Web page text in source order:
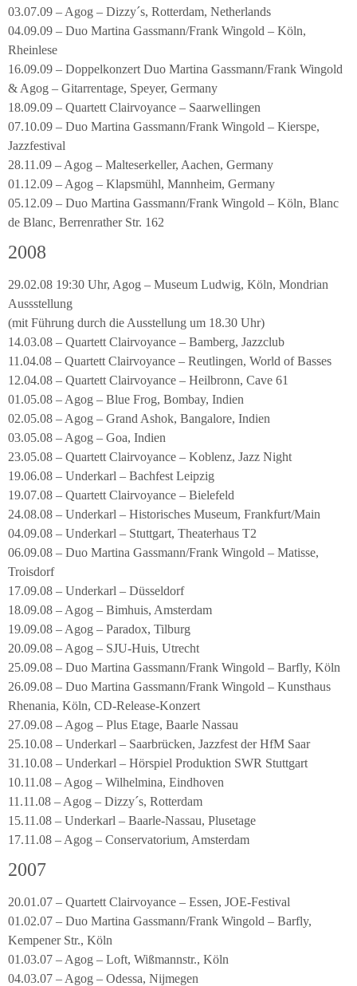
03.07.09 – Agog – Dizzy´s, Rotterdam, Netherlands
04.09.09 – Duo Martina Gassmann/Frank Wingold – Köln,
Rheinlese
16.09.09 – Doppelkonzert Duo Martina Gassmann/Frank Wingold
& Agog – Gitarrentage, Speyer, Germany
18.09.09 – Quartett Clairvoyance – Saarwellingen
07.10.09 – Duo Martina Gassmann/Frank Wingold – Kierspe,
Jazzfestival
28.11.09 – Agog – Malteserkeller, Aachen, Germany
01.12.09 – Agog – Klapsmühl, Mannheim, Germany
05.12.09 – Duo Martina Gassmann/Frank Wingold – Köln, Blanc
de Blanc, Berrenrather Str. 162
2008
29.02.08 19:30 Uhr, Agog – Museum Ludwig, Köln, Mondrian
Aussstellung
(mit Führung durch die Ausstellung um 18.30 Uhr)
14.03.08 – Quartett Clairvoyance – Bamberg, Jazzclub
11.04.08 – Quartett Clairvoyance – Reutlingen, World of Basses
12.04.08 – Quartett Clairvoyance – Heilbronn, Cave 61
01.05.08 – Agog – Blue Frog, Bombay, Indien
02.05.08 – Agog – Grand Ashok, Bangalore, Indien
03.05.08 – Agog – Goa, Indien
23.05.08 – Quartett Clairvoyance – Koblenz, Jazz Night
19.06.08 – Underkarl – Bachfest Leipzig
19.07.08 – Quartett Clairvoyance – Bielefeld
24.08.08 – Underkarl – Historisches Museum, Frankfurt/Main
04.09.08 – Underkarl – Stuttgart, Theaterhaus T2
06.09.08 – Duo Martina Gassmann/Frank Wingold – Matisse,
Troisdorf
17.09.08 – Underkarl – Düsseldorf
18.09.08 – Agog – Bimhuis, Amsterdam
19.09.08 – Agog – Paradox, Tilburg
20.09.08 – Agog – SJU-Huis, Utrecht
25.09.08 – Duo Martina Gassmann/Frank Wingold – Barfly, Köln
26.09.08 – Duo Martina Gassmann/Frank Wingold – Kunsthaus
Rhenania, Köln, CD-Release-Konzert
27.09.08 – Agog – Plus Etage, Baarle Nassau
25.10.08 – Underkarl – Saarbrücken, Jazzfest der HfM Saar
31.10.08 – Underkarl – Hörspiel Produktion SWR Stuttgart
10.11.08 – Agog – Wilhelmina, Eindhoven
11.11.08 – Agog – Dizzy´s, Rotterdam
15.11.08 – Underkarl – Baarle-Nassau, Plusetage
17.11.08 – Agog – Conservatorium, Amsterdam
2007
20.01.07 – Quartett Clairvoyance – Essen, JOE-Festival
01.02.07 – Duo Martina Gassmann/Frank Wingold – Barfly,
Kempener Str., Köln
01.03.07 – Agog – Loft, Wißmannstr., Köln
04.03.07 – Agog – Odessa, Nijmegen